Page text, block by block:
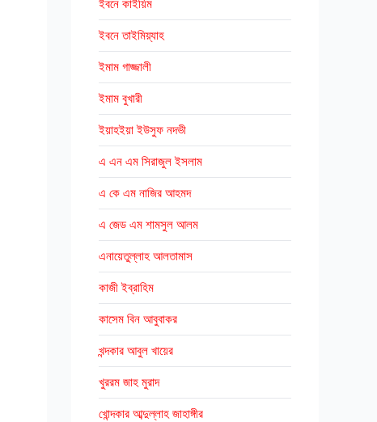
ইবনে কাইয়িম
ইবনে তাইমিয়্যাহ
ইমাম গাজ্জালী
ইমাম বুখারী
ইয়াহইয়া ইউসুফ নদভী
এ এন এম সিরাজুল ইসলাম
এ কে এম নাজির আহমদ
এ জেড এম শামসুল আলম
এনায়েতুল্লাহ আলতামাস
কাজী ইব্রাহিম
কাসেম বিন আবুবাকর
খন্দকার আবুল খায়ের
খুররম জাহ মুরাদ
খোন্দকার আব্দুল্লাহ জাহাঙ্গীর